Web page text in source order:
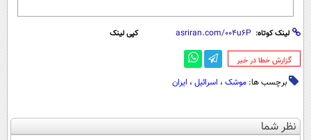
لینک کوتاه: کپی لینک
‌گزارش خطا در خبر
برچسب ها: موشک ، اسرائیل ، ایران
نظر شما